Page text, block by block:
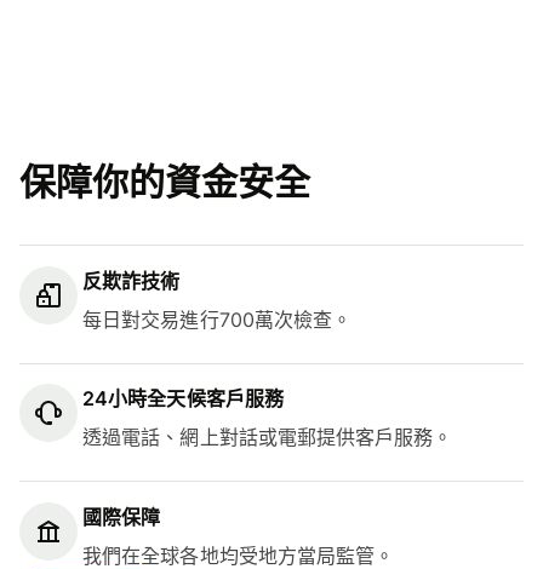
保障你的資金安全
反欺詐技術
每日對交易進行700萬次檢查。
24小時全天候客戶服務
透過電話、網上對話或電郵提供客戶服務。
國際保障
我們在全球各地均受地方當局監管。